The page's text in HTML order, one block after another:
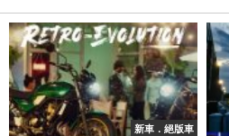
新車．絕版車